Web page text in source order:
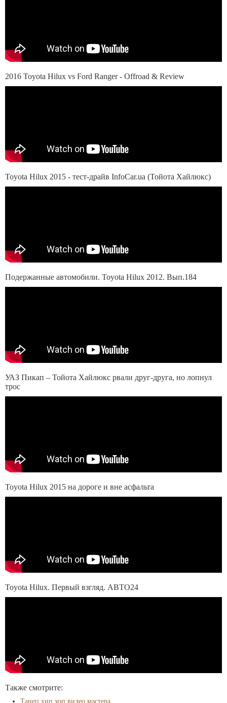
2016 Toyota Hilux vs Ford Ranger - Offroad & Review
Toyota Hilux 2015 - тест-драйв InfoCar.ua (Тойота Хайлюкс)
Подержанные автомобили. Toyota Hilux 2012. Вып.184
УАЗ Пикап – Тойота Хайлюкс рвали друг-друга, но лопнул
трос
Toyota Hilux 2015 на дороге и вне асфальта
Toyota Hilux. Первый взгляд. АВТО24
Также смотрите:
Танец хип хоп видео мастера